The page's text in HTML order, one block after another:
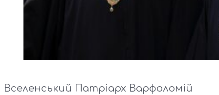
Вселенський Патріарх Варфоломій